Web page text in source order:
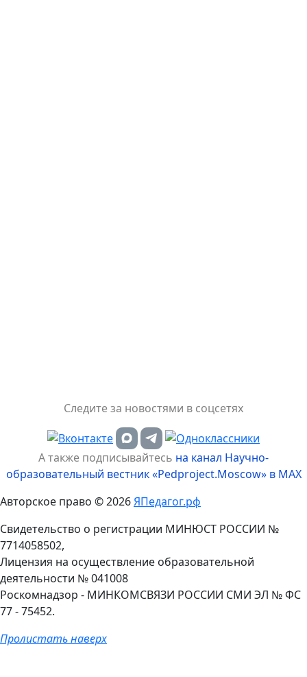
Следите за новостями в соцсетях
А также подписывайтесь на канал Научно-
образовательный вестник «Pedproject.Moscow» в MAX
Авторское право © 2026ЯПедагог.рф
Свидетельство о регистрации МИНЮСТ РОССИИ №
7714058502,
Лицензия на осуществление образовательной
деятельности № 041008
Роскомнадзор - МИНКОМСВЯЗИ РОССИИ СМИ ЭЛ № ФС
77 - 75452.
Пролистать наверх